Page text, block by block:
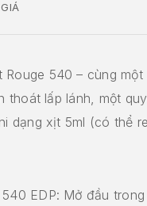
540 – cùng một
thoát lấp lánh, một
dạng xịt 5ml (có thể
EDP: Mở đầu